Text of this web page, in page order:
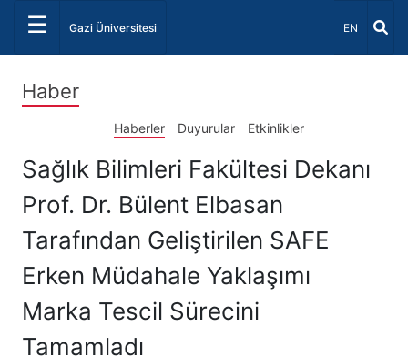
☰ Gazi Üniversitesi Dil Seçiniz
EN
Haber
Haberler Duyurular Etkinlikler
Sağlık Bilimleri Fakültesi Dekanı
Prof. Dr. Bülent Elbasan
Tarafından Geliştirilen SAFE
Erken Müdahale Yaklaşımı
Marka Tescil Sürecini
Tamamladı